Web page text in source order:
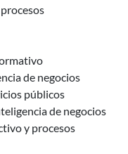
de negocios
públicos
de negocios
y procesos